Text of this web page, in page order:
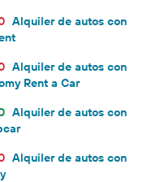
Alquiler de autos con
Alquiler de autos con
Rent a Car
Alquiler de autos con
Alquiler de autos con